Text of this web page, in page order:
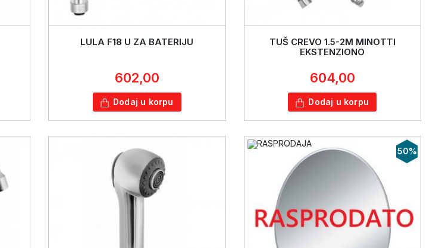
LULA F18 U ZA BATERIJU
602,00
Dodaj u korpu
TUŠ CREVO 1.5-2M MINOTTI
EKSTENZIONO
604,00
Dodaj u korpu
50%